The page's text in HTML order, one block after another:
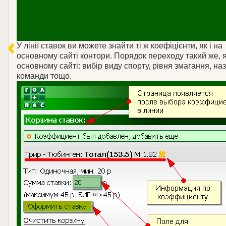
У лінії ставок ви можете знайти ті ж коефіцієнти, як і на
основному сайті контори. Порядок переходу такий же,
основному сайті: вибір виду спорту, рівня змагання,
команди тощо.